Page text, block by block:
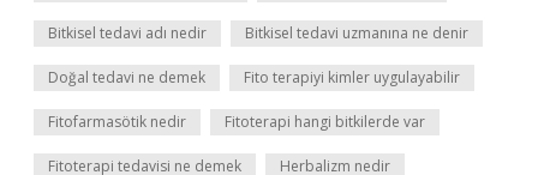
Bitkisel tedavi adı nedir Bitkisel tedavi uzmanına ne denir
Doğal tedavi ne demek Fito terapiyi kimler uygulayabilir
Fitofarmasötik nedir Fitoterapi hangi bitkilerde var
Fitoterapi tedavisi ne demek Herbalizm nedir